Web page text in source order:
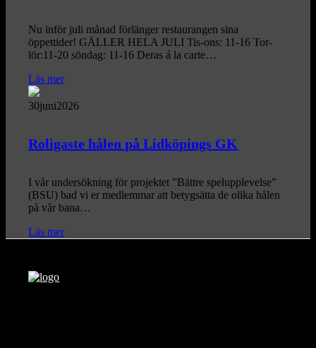
Nu inför juli månad förlänger restaurangen sina
öppettider! GÄLLER HELA JULI Tis-ons: 11-16 Tor-
lör:11-20 söndag: 11-16 Deras á la carte…
Läs mer
30juni2026
Roligaste hålen på Lidköpings GK
I vår undersökning för projektet ”Bättre spelupplevelse”
(BSU) bad vi er medlemmar att betygsätta de olika hålen
på vår bana…
Läs mer